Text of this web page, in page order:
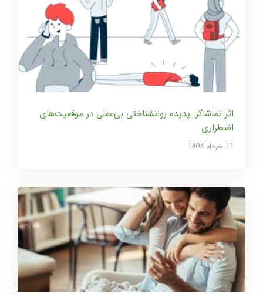
اثر تماشاگر: پدیده روانشناختی بی‌عملی در موقعیت‌های
اضطراری
11 خرداد 1404